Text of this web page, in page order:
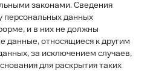
законами. Сведения
персональных данных
и в них не должны
данные, относящиеся к другим
за исключением случаев,
для раскрытия таких